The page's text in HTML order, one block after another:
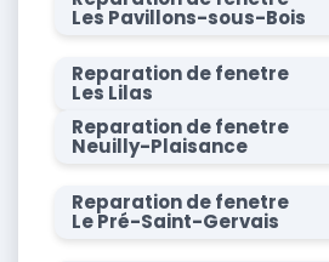
Les Pavillons-sous-Bois
Reparation de fenetre
Les Lilas
Reparation de fenetre
Neuilly-Plaisance
Reparation de fenetre
Le Pré-Saint-Gervais